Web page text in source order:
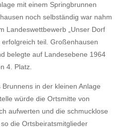
mit einem Springbrunnen
noch selbständig war nahm
Landeswettbewerb „Unser Dorf
erfolgreich teil. Großenhausen
belegte auf Landesebene 1964
4. Platz.
Brunnens in der kleinen Anlage
würde die Ortsmitte von
aufwerten und die schmucklose
die Ortsbeiratsmitglieder